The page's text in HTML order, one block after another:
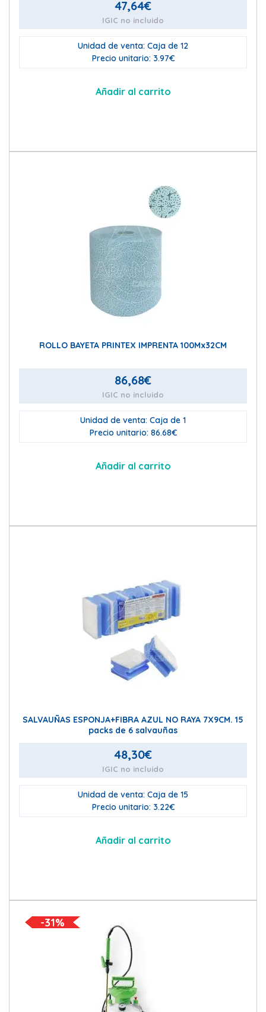
47,64€
IGIC no incluido
Unidad de venta: Caja de 12
Precio unitario: 3.97€
Añadir al carrito
ROLLO BAYETA PRINTEX IMPRENTA 100Mx32CM
86,68€
IGIC no incluido
Unidad de venta: Caja de 1
Precio unitario: 86.68€
Añadir al carrito
SALVAUÑAS ESPONJA+FIBRA AZUL NO RAYA 7X9CM. 15
packs de 6 salvauñas
48,30€
IGIC no incluido
Unidad de venta: Caja de 15
Precio unitario: 3.22€
Añadir al carrito
-31%